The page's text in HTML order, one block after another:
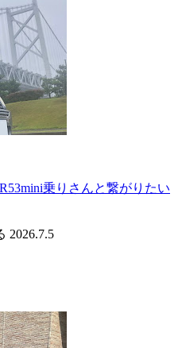
乗りさんと繋がりたい
2026.7.5